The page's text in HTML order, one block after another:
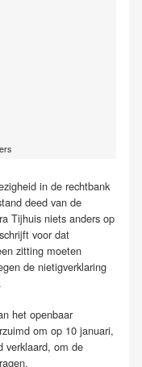
in de rechtbank
deed van de
Tijhuis niets anders op
voor dat
zitting moeten
de nietigverklaring
het openbaar
om op 10 januari,
verklaard, om de